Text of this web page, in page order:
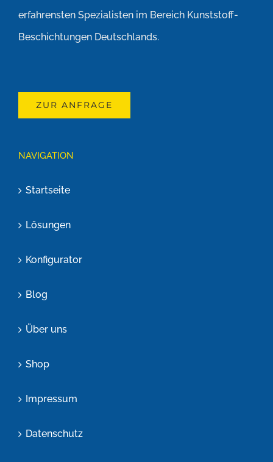
erfahrensten Spezialisten im Bereich Kunststoff-
Beschichtungen Deutschlands.
ZUR ANFRAGE
NAVIGATION
Startseite
Lösungen
Konfigurator
Blog
Über uns
Shop
Impressum
Datenschutz